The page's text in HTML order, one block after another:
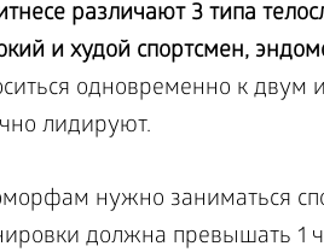
различают 3 типа
и худой спортсмен,
одновременно к
лидируют.
нужно заниматься
должна превышать